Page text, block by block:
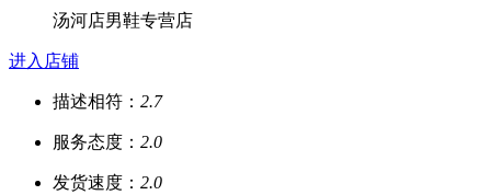
汤河店男鞋专营店
进入店铺
描述相符： 2.7
服务态度： 2.0
发货速度： 2.0